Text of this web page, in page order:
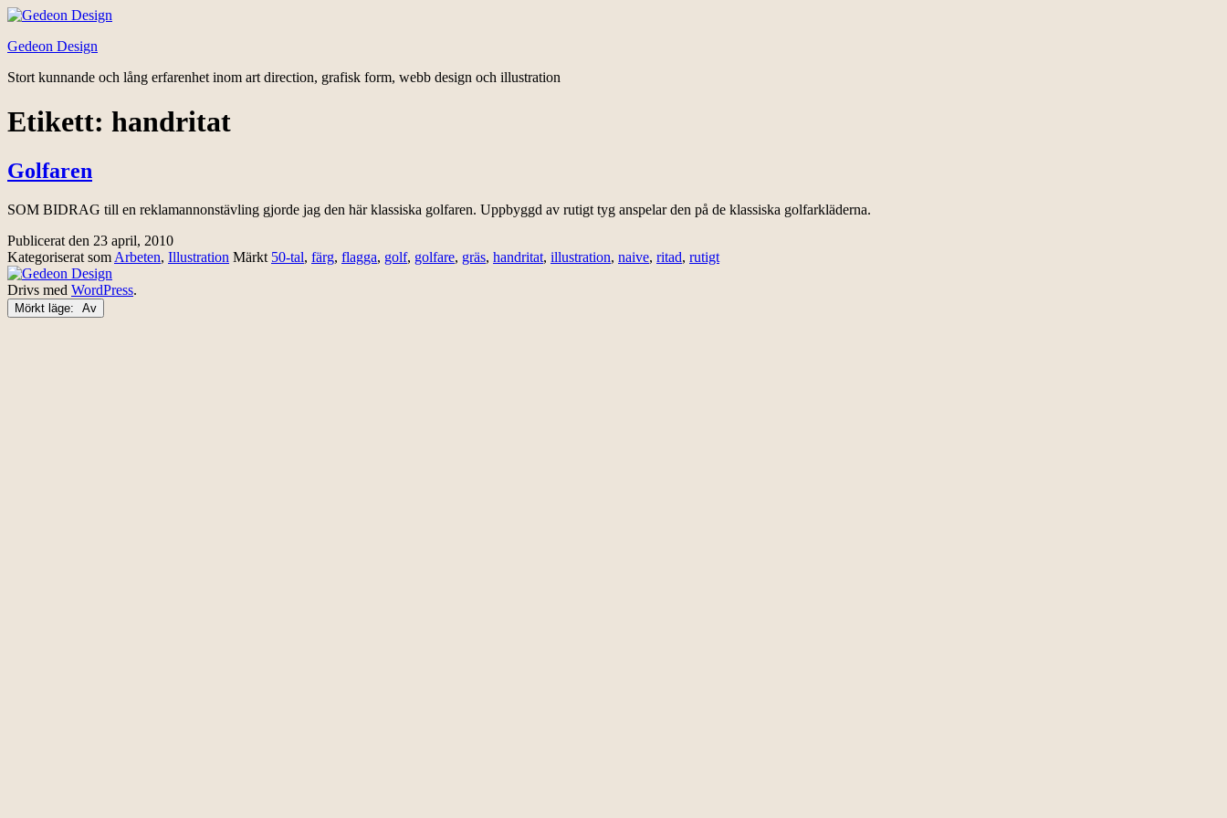
Hoppa
innehåll
Gedeon Design
Stort kunnande och lång erfarenhet inom art direction, grafisk form, webb design och illustration
Etikett: handritat
Golfaren
SOM BIDRAG till en reklamannonstävling gjorde jag den här klassiska golfaren. Uppbyggd av rutigt tyg anspelar den på de klassiska golfarkläderna.
Publicerat den 23 april, 2010
Kategoriserat som Arbeten, Illustration Märkt 50-tal, färg, flagga, golf, golfare, gräs, handritat, illustration, naive, ritad, rutigt
Drivs med WordPress.
Mörkt läge: